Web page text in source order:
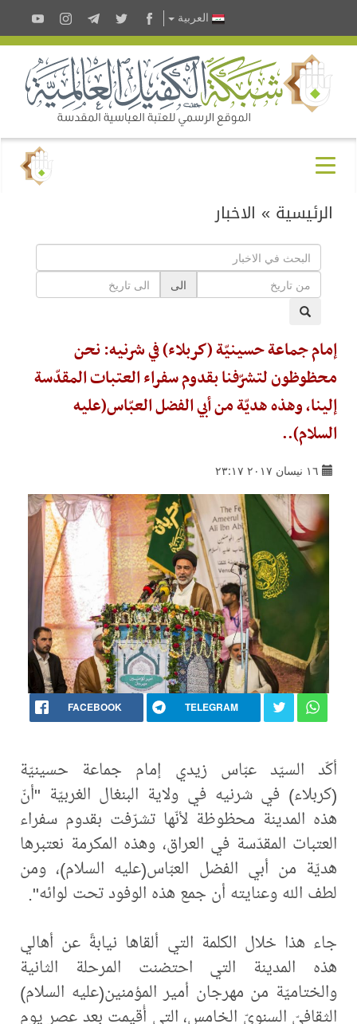
العربية
الرئيسية » الاخبار
الى
إمام جماعة حسينيّة (كربلاء) في شرنيه: نحن
محظوظون لتشرّفنا بقدوم سفراء العتبات المقدّسة
إلينا، وهذه هديّة من أبي الفضل العبّاس(عليه
السلام)..
١٦ نيسان ٢٠١٧ ٢٣:١٧
FACEBOOK TELEGRAM
أكّد السيّد عبّاس زيدي إمام جماعة حسينيّة
(كربلاء) في شرنيه في ولاية البنغال الغربيّة "أنّ
هذه المدينة محظوظة لأنّها تشرّفت بقدوم سفراء
العتبات المقدّسة في العراق، وهذه المكرمة نعتبرها
هديّة من أبي الفضل العبّاس(عليه السلام)، ومن
لطف الله وعنايته أن جمع هذه الوفود تحت لوائه".
جاء هذا خلال الكلمة التي ألقاها نيابةً عن أهالي
هذه المدينة التي احتضنت المرحلة الثانية
والختاميّة من مهرجان أمير المؤمنين(عليه السلام)
الثقافيّ السنويّ الخامس، التي أُقيمت بعد عصر يوم